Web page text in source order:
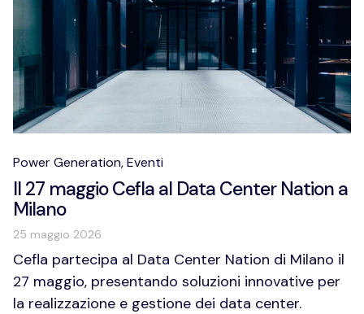
Power Generation,Eventi
Il 27 maggio Cefla al Data Center Nation a
Milano
25 maggio 2026
Cefla partecipa al Data Center Nation di Milano il
27 maggio, presentando soluzioni innovative per
la realizzazione e gestione dei data center.